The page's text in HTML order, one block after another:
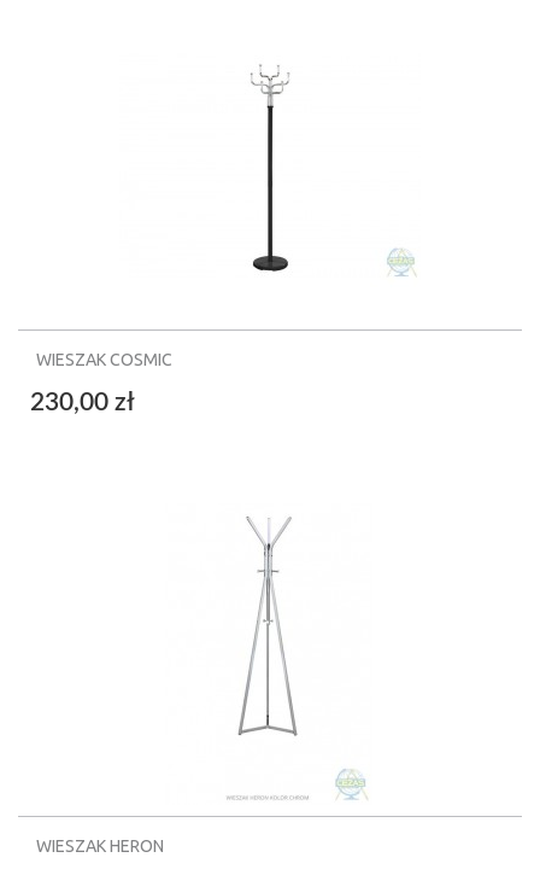
WIESZAK COSMIC
230,00 zł
WIESZAK HERON